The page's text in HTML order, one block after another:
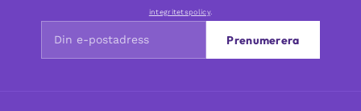
integritetspolicy.
Prenumerera